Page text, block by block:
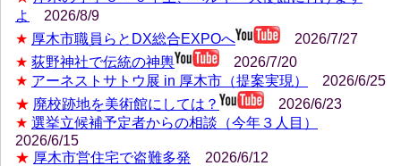
よ
2026/8/9
★ 厚木市職員らとDX総合EXPOへ
2026/7/27
★ 荻野神社で伝統の神輿
2026/7/20
★ アーネストサトウ展 in 厚木市（提案実現）
2026/6/25
★ 廃校跡地を美術館にしては？
2026/6/23
★ 選挙立候補予定者からの相談（今年３人目）
2026/6/15
★ 厚木市営住宅で盗難多発
2026/6/12